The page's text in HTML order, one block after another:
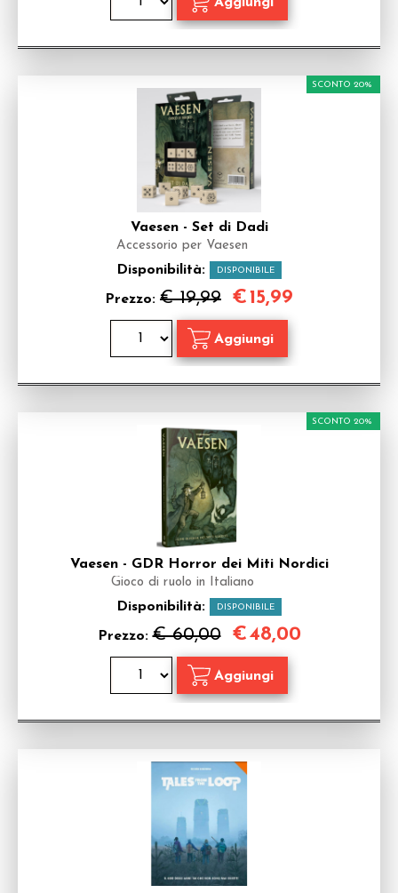
Vaesen - Set di Dadi
Accessorio per Vaesen
Disponibilità: DISPONIBILE
Prezzo: € 19,99
SCONTO 20%
€15,99
Vaesen - GDR Horror dei Miti Nordici
Gioco di ruolo in Italiano
Disponibilità: DISPONIBILE
Prezzo:€ 60,00
SCONTO 20%
€48,00